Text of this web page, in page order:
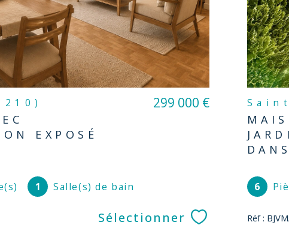
EXPOSÉ
299 000 €
1 Salle(s) de bain
Sélectionner
6
Réf :